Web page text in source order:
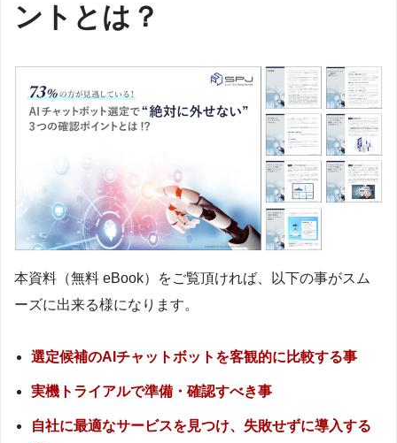
ントとは？
本資料（無料 eBook）をご覧頂ければ、以下の事がスム
ーズに出来る様になります。
選定候補のAIチャットボットを客観的に比較する事
実機トライアルで準備・確認すべき事
自社に最適なサービスを見つけ、失敗せずに導入する